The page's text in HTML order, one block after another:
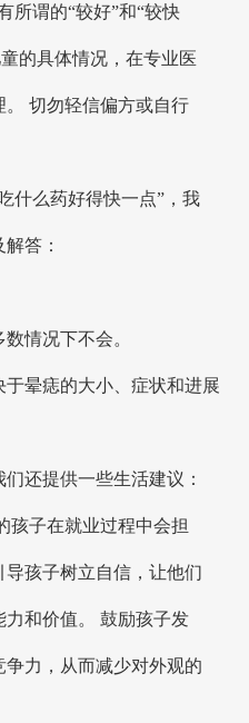
所谓的“较好”和“较快
的具体情况，在专业医
切勿轻信偏方或自行
什么药好得快一点”，我
答：
情况下不会。
晕痣的大小、症状和进展
还提供一些生活建议：
孩子在就业过程中会担
孩子树立自信，让他们
和价值。 鼓励孩子发
力，从而减少对外观的